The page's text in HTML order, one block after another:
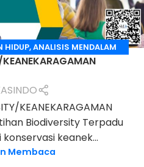
HIDUP,ANALISIS MENDALAM
(AMDAL)
KEANEKARAGAMAN
Biodiversity Terpadu
keanek...
Membaca